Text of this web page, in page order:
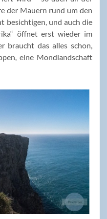
der Mauern rund um den
besichtigen, und auch die
öffnet erst wieder im
braucht das alles schon,
eine Mondlandschaft